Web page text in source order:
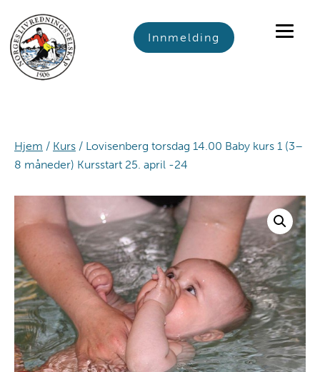
primary
navigation
main
content
footer
Innmelding
Hjem / Kurs / Lovisenberg torsdag 14.00 Baby kurs 1 (3–
8 måneder) Kursstart 25. april -24